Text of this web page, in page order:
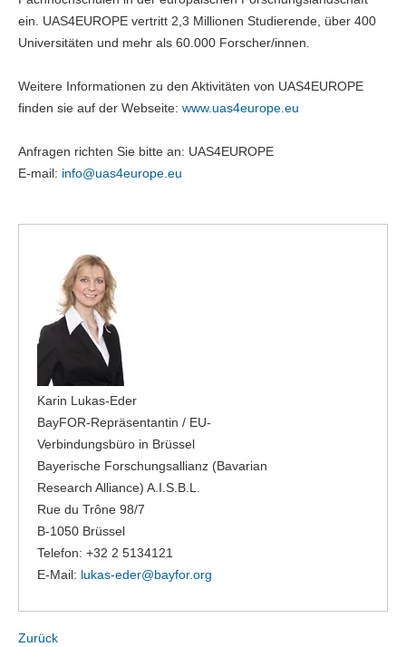
ein. UAS4EUROPE vertritt 2,3 Millionen Studierende, über 400
Universitäten und mehr als 60.000 Forscher/innen.
Weitere Informationen zu den Aktivitäten von UAS4EUROPE
finden sie auf der Webseite: www.uas4europe.eu
Anfragen richten Sie bitte an: UAS4EUROPE
E-mail: info@uas4europe.eu
Karin Lukas-Eder
BayFOR-Repräsentantin / EU-
Verbindungsbüro in Brüssel
Bayerische Forschungsallianz (Bavarian
Research Alliance) A.I.S.B.L.
Rue du Trône 98/7
B-1050 Brüssel
Telefon: +32 2 5134121
E-Mail: lukas-eder@bayfor.org
Zurück